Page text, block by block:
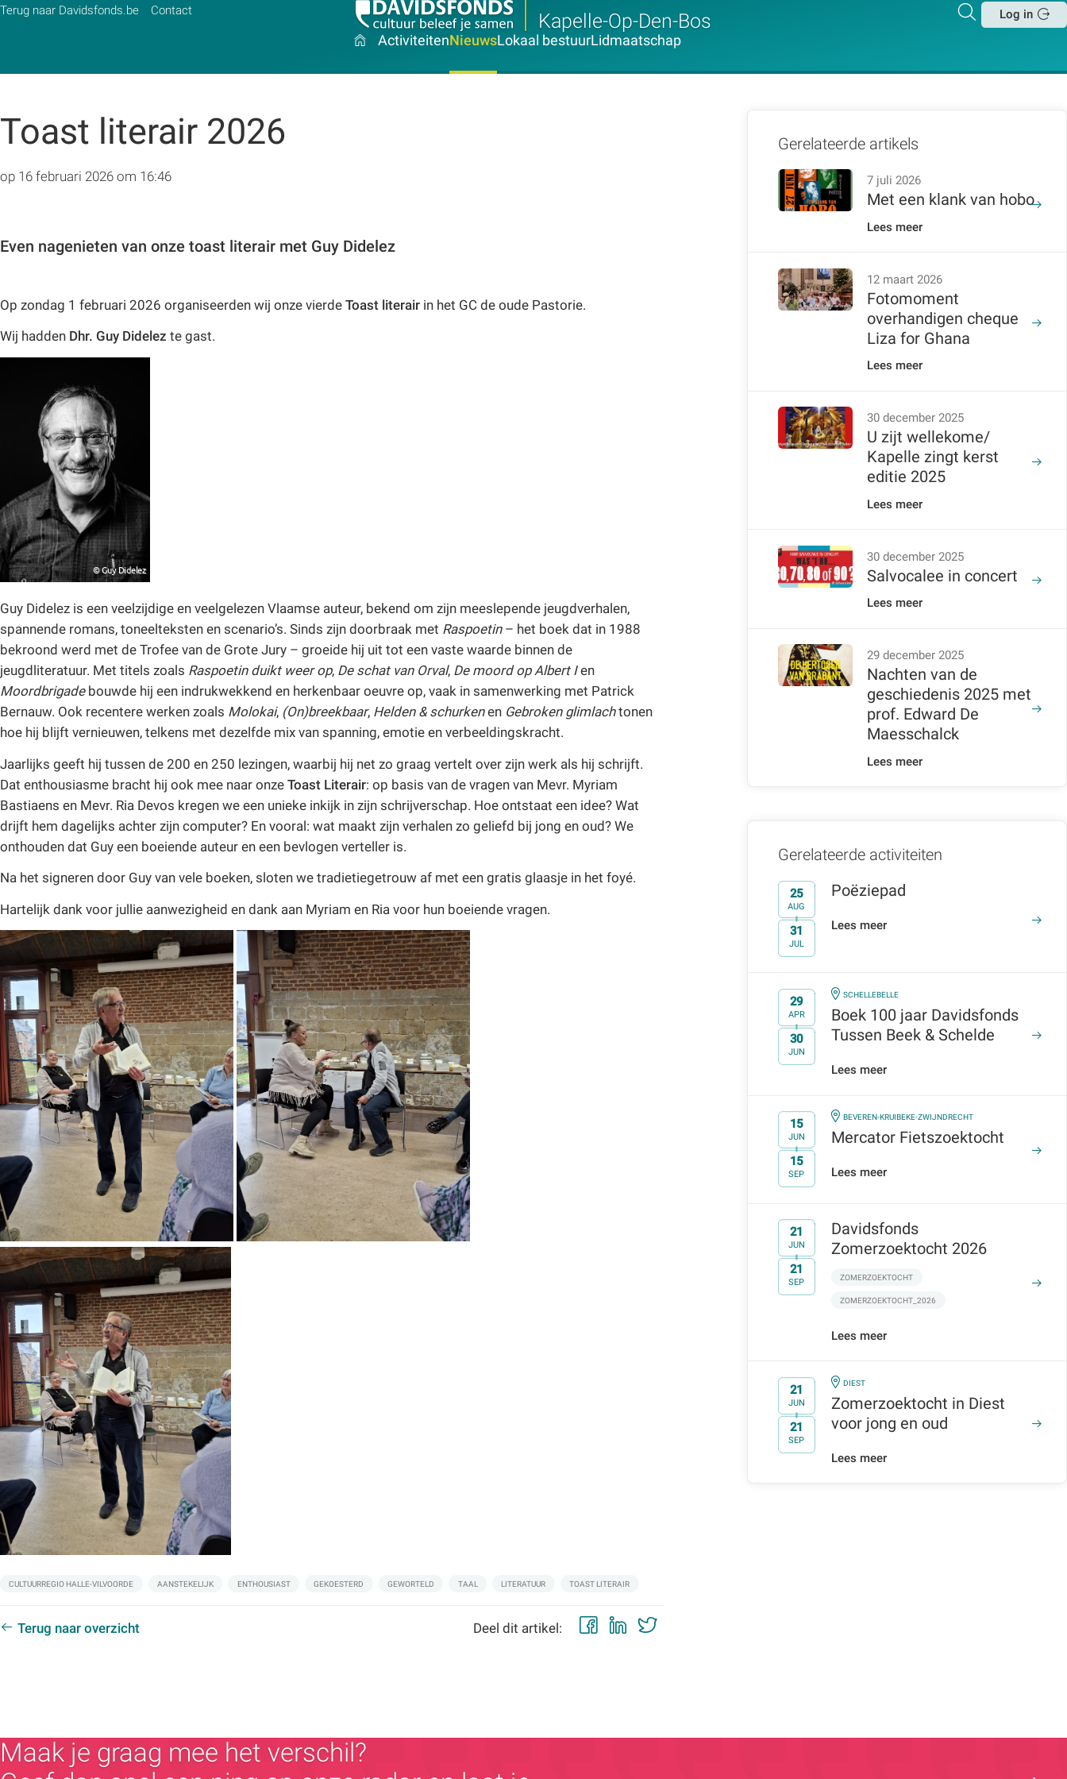
Terug naar Davidsfonds.be Contact Kapelle-Op-Den-Bos Zoeken
Log in
ActiviteitenNieuwsLokaal bestuurLidmaatschap
Toast literair 2026
op 16 februari 2026 om 16:46
Even nagenieten van onze toast literair met Guy Didelez
Op zondag 1 februari 2026 organiseerden wij onze vierde Toast literair in het GC de oude Pastorie.
Wij hadden Dhr. Guy Didelez te gast.
Guy Didelez is een veelzijdige en veelgelezen Vlaamse auteur, bekend om zijn meeslepende jeugdverhalen,
spannende romans, toneelteksten en scenario’s. Sinds zijn doorbraak met Raspoetin– het boek dat in 1988
bekroond werd met de Trofee van de Grote Jury – groeide hij uit tot een vaste waarde binnen de
jeugdliteratuur. Met titels zoals Raspoetin duikt weer op, De schat van Orval, De moord op Albert Ien
Moordbrigadebouwde hij een indrukwekkend en herkenbaar oeuvre op, vaak in samenwerking met Patrick
Bernauw. Ook recentere werken zoals Molokai, (On)breekbaar, Helden & schurkenen Gebroken glimlachtonen
hoe hij blijft vernieuwen, telkens met dezelfde mix van spanning, emotie en verbeeldingskracht.
Jaarlijks geeft hij tussen de 200 en 250 lezingen, waarbij hij net zo graag vertelt over zijn werk als hij schrijft.
Dat enthousiasme bracht hij ook mee naar onze Toast Literair: op basis van de vragen van Mevr. Myriam
Bastiaens en Mevr. Ria Devos kregen we een unieke inkijk in zijn schrijverschap. Hoe ontstaat een idee? Wat
drijft hem dagelijks achter zijn computer? En vooral: wat maakt zijn verhalen zo geliefd bij jong en oud? We
onthouden dat Guy een boeiende auteur en een bevlogen verteller is.
Na het signeren door Guy van vele boeken, sloten we tradietiegetrouw af met een gratis glaasje in het foyé.
Hartelijk dank voor jullie aanwezigheid en dank aan Myriam en Ria voor hun boeiende vragen.
Labels:
CULTUURREGIO HALLE-VILVOORDE AANSTEKELIJK ENTHOUSIAST GEKOESTERD GEWORTELD TAAL LITERATUUR TOAST LITERAIR
Terug naar overzicht Deel dit artikel: Facebook
LinkedIn
Gerelateerde artikels
7 juli 2026
Met een klank van hobo
Lees meer
12 maart 2026
Fotomoment
overhandigen cheque
Liza for Ghana
Lees meer
30 december 2025
U zijt wellekome/
Kapelle zingt kerst
editie 2025
Lees meer
30 december 2025
Salvocalee in concert
Lees meer
29 december 2025
Nachten van de
geschiedenis 2025 met
prof. Edward De
Maesschalck
Lees meer
Gerelateerde activiteiten
25
AUG
t/m
31
JUL
Poëziepad
Lees meer
29
APR
t/m
30
JUN
IN
SCHELLEBELLE
Boek 100 jaar Davidsfonds
Tussen Beek & Schelde
Lees meer
15
JUN
t/m
15
SEP
IN
BEVEREN-KRUIBEKE-ZWIJNDRECHT
Mercator Fietszoektocht
Lees meer
21
JUN
t/m
21
SEP
Davidsfonds
Zomerzoektocht 2026
ZOMERZOEKTOCHT
ZOMERZOEKTOCHT_2026
Lees meer
21
JUN
t/m
21
SEP
IN
DIEST
Zomerzoektocht in Diest
voor jong en oud
Lees meer
Maak je graag mee het verschil?
Zoek:
Zoeken